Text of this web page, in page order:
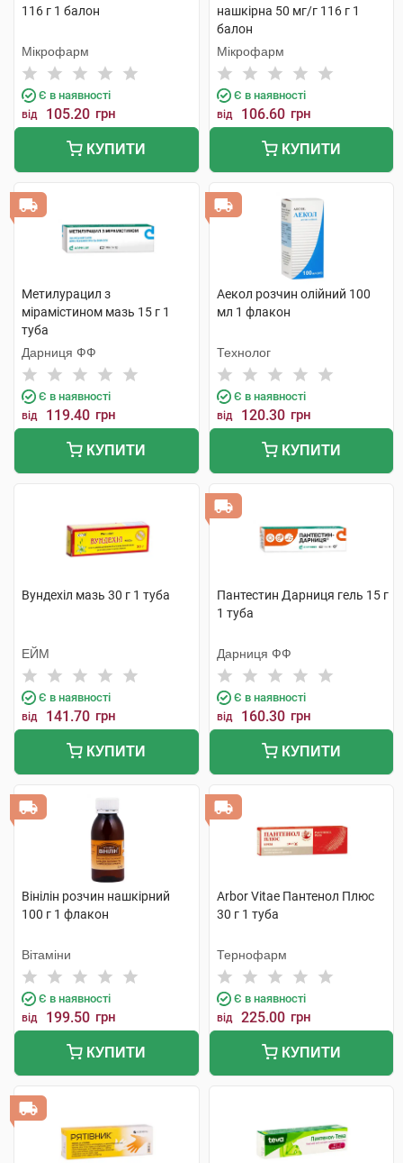
116 г 1 балон
Мікрофарм
Є в наявності
від 105.20 грн
КУПИТИ
нашкірна 50 мг/г 116 г 1
балон
Мікрофарм
Є в наявності
від 106.60 грн
КУПИТИ
Метилурацил з
мірамістином мазь 15 г 1
туба
Дарниця ФФ
Є в наявності
від 119.40 грн
КУПИТИ
Аекол розчин олійний 100
мл 1 флакон
Технолог
Є в наявності
від 120.30 грн
КУПИТИ
Вундехіл мазь 30 г 1 туба
ЕЙМ
Є в наявності
від 141.70 грн
КУПИТИ
Пантестин Дарниця гель 15 г
1 туба
Дарниця ФФ
Є в наявності
від 160.30 грн
КУПИТИ
Вінілін розчин нашкірний
100 г 1 флакон
Вітаміни
Є в наявності
від 199.50 грн
КУПИТИ
Arbor Vitae Пантенол Плюс
30 г 1 туба
Тернофарм
Є в наявності
від 225.00 грн
КУПИТИ